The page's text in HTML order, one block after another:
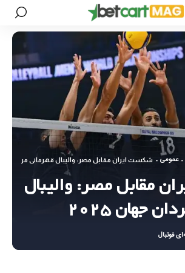
- عمومی - شکست ایران مقابل مصر: والیبال قهرمانی مردان جهان
مقابل مصر: والیبال
جهان ۲۰۲۵
فوتبال